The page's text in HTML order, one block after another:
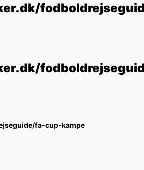
fa-cup-kampe